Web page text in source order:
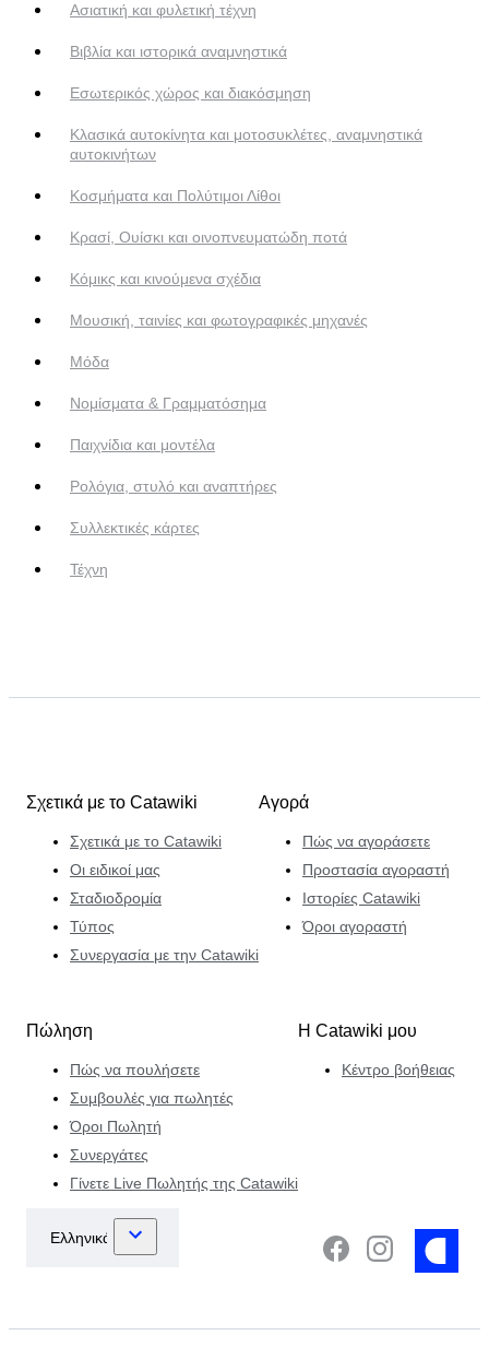
Ασιατική και φυλετική τέχνη
Βιβλία και ιστορικά αναμνηστικά
Εσωτερικός χώρος και διακόσμηση
Κλασικά αυτοκίνητα και μοτοσυκλέτες, αναμνηστικά
αυτοκινήτων
Κοσμήματα και Πολύτιμοι Λίθοι
Κρασί, Ουίσκι και οινοπνευματώδη ποτά
Κόμικς και κινούμενα σχέδια
Μουσική, ταινίες και φωτογραφικές μηχανές
Μόδα
Νομίσματα & Γραμματόσημα
Παιχνίδια και μοντέλα
Ρολόγια, στυλό και αναπτήρες
Συλλεκτικές κάρτες
Τέχνη
Σχετικά με το Catawiki
Σχετικά με το Catawiki
Οι ειδικοί μας
Σταδιοδρομία
Τύπος
Συνεργασία με την Catawiki
Αγορά
Πώς να αγοράσετε
Προστασία αγοραστή
Ιστορίες Catawiki
Όροι αγοραστή
Πώληση
Πώς να πουλήσετε
Συμβουλές για πωλητές
Όροι Πωλητή
Συνεργάτες
Γίνετε Live Πωλητής της Catawiki
Η Catawiki μου
Κέντρο βοήθειας